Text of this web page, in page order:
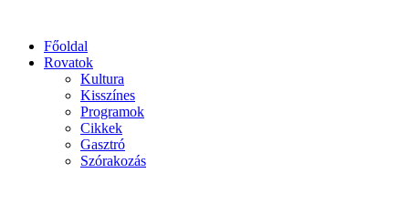
Főoldal
Rovatok
Kultura
Kisszínes
Programok
Cikkek
Gasztró
Szórakozás